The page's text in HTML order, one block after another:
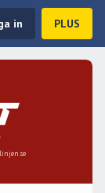
in PLUS